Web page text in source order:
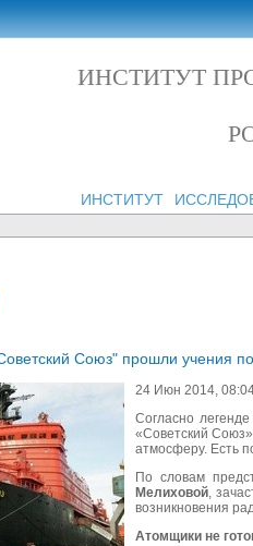
ИНСТИТУТ
ИНСТИТУТ
Союз" прошли учения
24 Июн 2014,
Согласно
«Советский
атмосферу. Есть
По словам
Мелиховой,
возникновения
Атомщики не